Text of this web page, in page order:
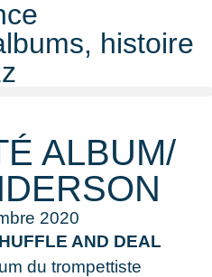
histoire
ALBUM/
2020
AND DEAL
du trompettiste